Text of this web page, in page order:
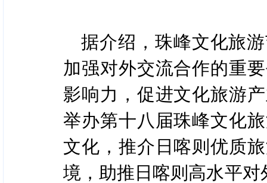
据介绍，珠峰文化旅
加强对外交流合作的重
影响力，促进文化旅游
举办第十八届珠峰文化
文化，推介日喀则优质
境，助推日喀则高水平